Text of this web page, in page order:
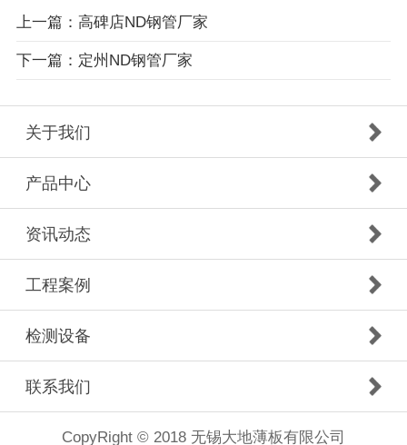
上一篇：高碑店ND钢管厂家
下一篇：定州ND钢管厂家
关于我们
产品中心
资讯动态
工程案例
检测设备
联系我们
CopyRight © 2018 无锡大地薄板有限公司